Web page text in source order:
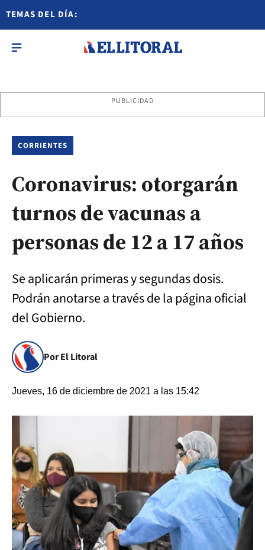
TEMAS DEL DÍA:
PUBLICIDAD
CORRIENTES
Coronavirus: otorgarán
turnos de vacunas a
personas de 12 a 17 años
Se aplicarán primeras y segundas dosis.
Podrán anotarse a través de la página oficial
del Gobierno.
Por El Litoral
Jueves, 16 de diciembre de 2021 a las 15:42